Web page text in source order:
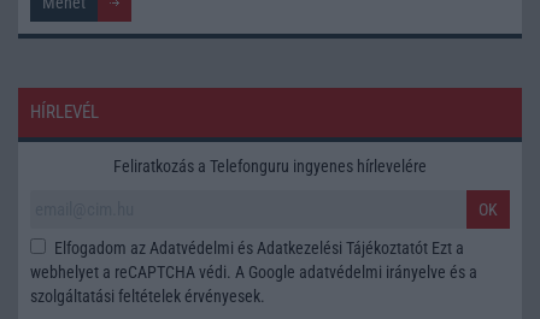
HÍRLEVÉL
Feliratkozás a Telefonguru ingyenes hírlevelére
OK
Elfogadom azAdatvédelmi és Adatkezelési Tájékoztatót Ezt a
webhelyet a reCAPTCHA védi. A Google adatvédelmi irányelve és a
szolgáltatási feltételek érvényesek.